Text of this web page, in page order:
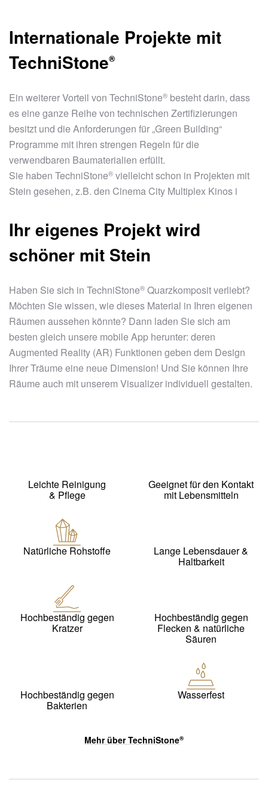
Internationale Projekte mit
TechniStone®
Ein weiterer Vorteil von TechniStone® besteht darin, dass
es eine ganze Reihe von technischen Zertifizierungen
besitzt und die Anforderungen für „Green Building“
Programme mit ihren strengen Regeln für die
verwendbaren Baumaterialien erfüllt.
Sie haben TechniStone® vielleicht schon in Projekten mit
Stein gesehen, z.B. den Cinema City Multiplex Kinos i
Ihr eigenes Projekt wird
schöner mit Stein
Haben Sie sich in TechniStone® Quarzkomposit verliebt?
Möchten Sie wissen, wie dieses Material in Ihren eigenen
Räumen aussehen könnte? Dann laden Sie sich am
besten gleich unsere mobile App herunter: deren
Augmented Reality (AR) Funktionen geben dem Design
Ihrer Träume eine neue Dimension! Und Sie können Ihre
Räume auch mit unserem Visualizer individuell gestalten.
Leichte Reinigung
& Pflege
Geeignet für den Kontakt
mit Lebensmitteln
Natürliche Rohstoffe Lange Lebensdauer &
Haltbarkeit
Hochbeständig gegen
Kratzer
Hochbeständig gegen
Flecken & natürliche
Säuren
Hochbeständig gegen
Bakterien
Wasserfest
Mehr überTechniStone®